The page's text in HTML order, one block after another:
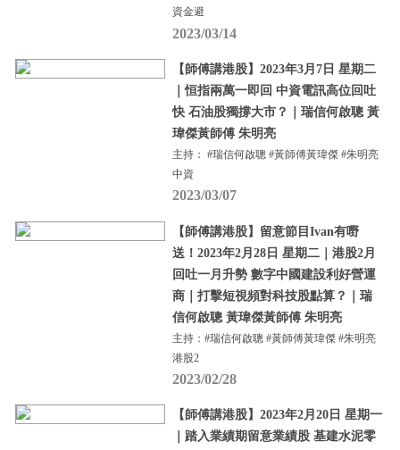
資金避
2023/03/14
【師傅講港股】2023年3月7日 星期二
｜恒指兩萬一即回 中資電訊高位回吐
快 石油股獨撐大市？｜瑞信何啟聰 黃
瑋傑黃師傅 朱明亮
主持： #瑞信何啟聰 #黃師傅黃瑋傑 #朱明亮
中資
2023/03/07
【師傅講港股】留意節目Ivan有嘢
送！2023年2月28日 星期二｜港股2月
回吐一月升勢 數字中國建設利好營運
商｜打擊短視頻對科技股點算？｜瑞
信何啟聰 黃瑋傑黃師傅 朱明亮
主持：#瑞信何啟聰 #黃師傅黃瑋傑 #朱明亮
港股2
2023/02/28
【師傅講港股】2023年2月20日 星期一
｜踏入業績期留意業績股 基建水泥零